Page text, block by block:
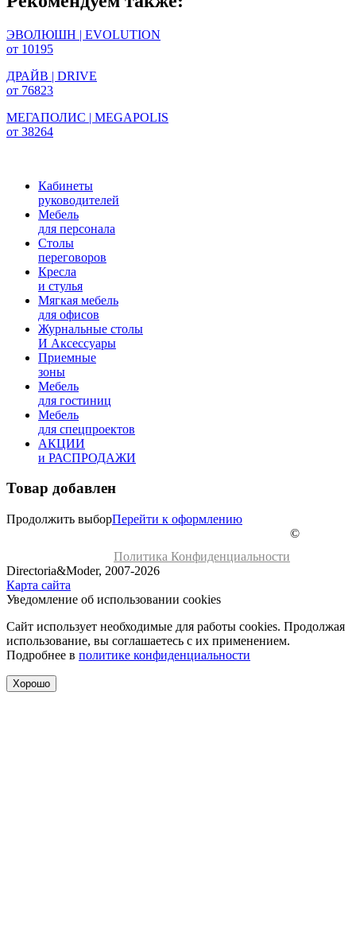
ЭВОЛЮШН | EVOLUTION
от 10195
ДРАЙВ | DRIVE
от 76823
МЕГАПОЛИС | MEGAPOLIS
от 38264
Кабинеты
руководителей
Мебель
для персонала
Столы
переговоров
Кресла
и стулья
Мягкая мебель
для офисов
Журнальные столы
И Аксессуары
Приемные
зоны
Мебель
для гостиниц
Мебель
для cпецпроектов
АКЦИИ
и РАСПРОДАЖИ
Товар добавлен
Продолжить выборПерейти к оформлению
Политика Конфиденциальности
©
Directoria&Moder, 2007-2026
Карта сайта
Уведомление об использовании cookies
Сайт использует необходимые для работы cookies. Продолжая
использование, вы соглашаетесь с их применением.
Подробнее в политике конфиденциальности
Хорошо